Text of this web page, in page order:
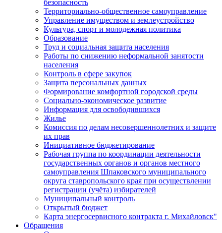
безопасность
Территориально-общественное самоуправление
Управление имуществом и землеустройство
Культура, спорт и молодежная политика
Образование
Труд и социальная защита населения
Работы по снижению неформальной занятости
населения
Контроль в сфере закупок
Защита персональных данных
Формирование комфортной городской среды
Социально-экономическое развитие
Информация для освободившихся
Жилье
Комиссия по делам несовершеннолетних и защите
их прав
Инициативное бюджетирование
Рабочая группа по координации деятельности
государственных органов и органов местного
самоуправления Шпаковского муниципального
округа ставропольского края при осуществлении
регистрации (учёта) избирателей
Муниципальный контроль
Открытый бюджет
Карта энергосервисного контракта г. Михайловск"
Обращения